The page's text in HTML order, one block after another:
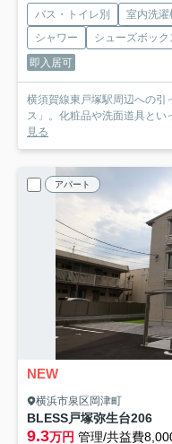
バス・トイレ別 室内洗濯
シャワー
シューズボック
即入居可
横須賀線東戸塚駅周辺への引
ス」。化粧品や洗面道具とい
見る
アパート
NEW
横浜市泉区岡津町
BLESS戸塚弥生台206
9.3万円 管理/共益費